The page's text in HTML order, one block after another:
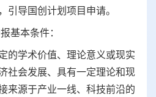
引导国创计划项目申请。
基本条件：
的学术价值、理论意义或现实
社会发展、具有一定理论和现
来源于产业一线、科技前沿的